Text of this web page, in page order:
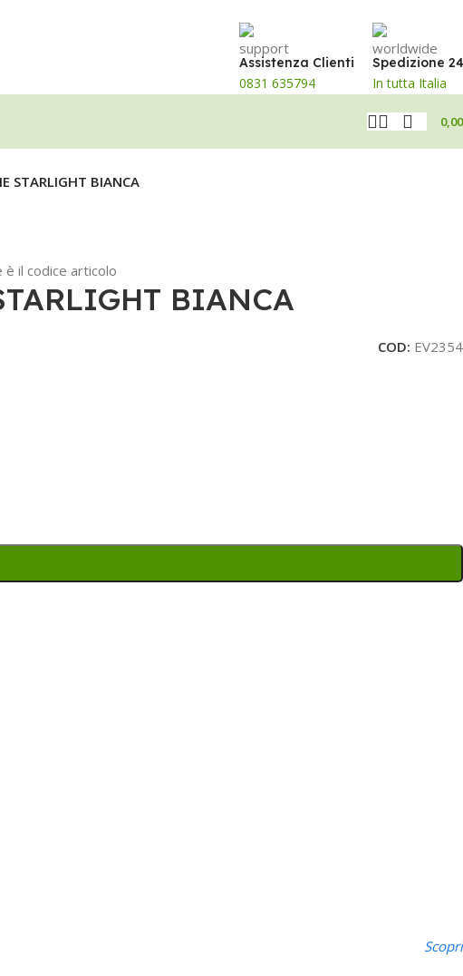
Assistenza Clienti
0831 635794
Spedizione
In tutta Italia
STARLIGHT BIANCA
il codice articolo
BIANCA
COD: EV2354
Scopri